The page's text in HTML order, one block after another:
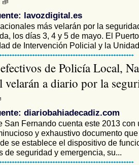
lavozdigital.es
más velarán por la
los días 3, 4 y 5 de mayo. El
de Intervención Policial y la
de Policía Local,
a diario por la
diariobahiadecadiz.com
San Fernando cuenta este 2013 con
y exhaustivo documento
se establece el dispositivo de
de seguridad y emergencia, su...